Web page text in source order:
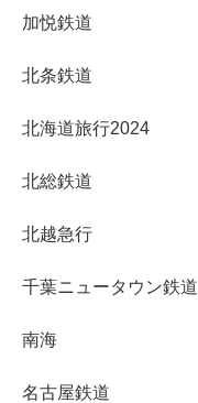
加悦鉄道
北条鉄道
北海道旅行2024
北総鉄道
北越急行
千葉ニュータウン鉄道
南海
名古屋鉄道